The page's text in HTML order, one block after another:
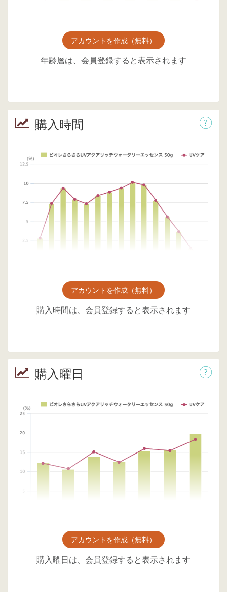
アカウントを作成（無料）
年齢層は、会員登録すると表示されます
購入時間
アカウントを作成（無料）
購入時間は、会員登録すると表示されます
購入曜日
アカウントを作成（無料）
購入曜日は、会員登録すると表示されます